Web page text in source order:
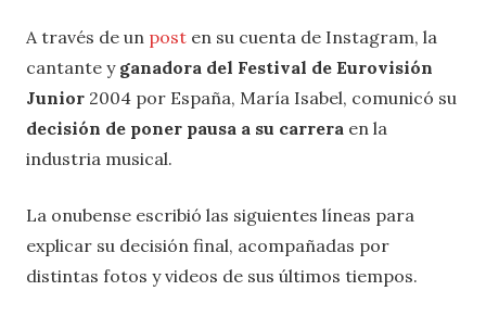
A través de un post en su cuenta de Instagram, la
cantante y ganadora del Festival de Eurovisión
Junior 2004 por España, María Isabel, comunicó su
decisión de poner pausa a su carrera en la
industria musical.
La onubense escribió las siguientes líneas para
explicar su decisión final, acompañadas por
distintas fotos y videos de sus últimos tiempos.